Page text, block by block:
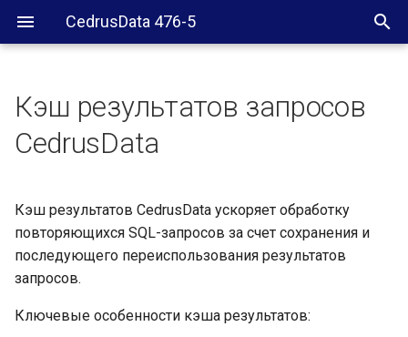
CedrusData 476-5
cedrusdata.result-
cache.enabled
cache.mode
cedrusdata.result-
cache.ttl
cedrusdata.result-
cedrusdata.result-
cache.enabled
cache.mode
cedrusdata.result-
cache.ttl
cedrusdata.result-
Кэш результатов запросов
CedrusData
Кэш результатов CedrusData ускоряет обработку
повторяющихся SQL-запросов за счет сохранения и
последующего переиспользования результатов
запросов.
Ключевые особенности кэша результатов: